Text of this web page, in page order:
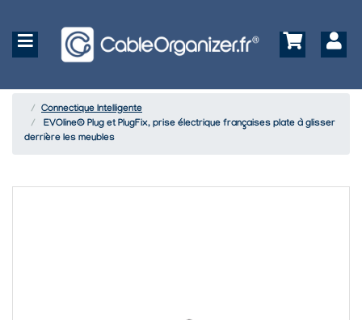
Connectique Intelligente
EVOline® Plug et PlugFix, prise électrique françaises plate à glisser
derrière les meubles